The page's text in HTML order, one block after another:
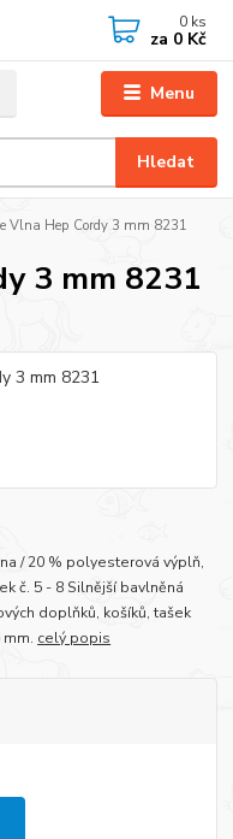
Menu
Hledat
0 ks
za 0 Kč
Vlna Hep Cordy 3 mm 8231
3 mm 8231
/ 20 % polyesterová výplň,
č. 5 - 8 Silnější bavlněná
doplňků, košíků, tašek
celý popis